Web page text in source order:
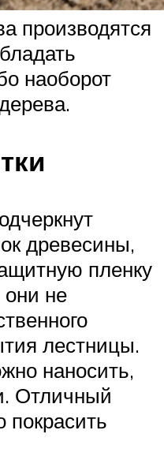
производятся
наоборот
древесины,
пленку
они не
лестницы.
наносить,
Отличный